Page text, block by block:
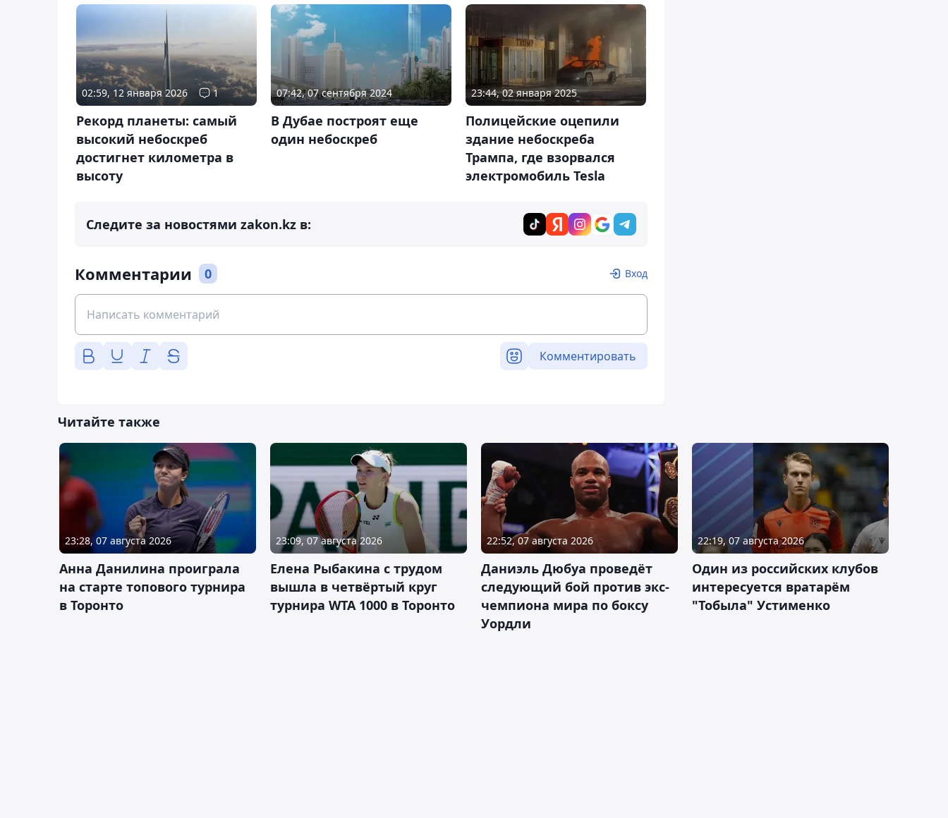
02:59, 12 января 2026 1
Рекорд планеты: самый
высокий небоскреб
достигнет километра в
высоту
07:42, 07 сентября 2024
В Дубае построят еще
один небоскреб
23:44, 02 января 2025
Полицейские оцепили
здание небоскреба
Трампа, где взорвался
электромобиль Tesla
Следите за новостями zakon.kz в:
Комментарии 0 Вход
Комментировать
Читайте также
23:28, 07 августа 2026
Анна Данилина проиграла
на старте топового турнира
в Торонто
23:09, 07 августа 2026
Елена Рыбакина с трудом
вышла в четвёртый круг
турнира WTA 1000 в Торонто
22:52, 07 августа 2026
Даниэль Дюбуа проведёт
следующий бой против экс-
чемпиона мира по боксу
Уордли
22:19, 07 августа 2026
Один из российских клубов
интересуется вратарём
"Тобыла" Устименко